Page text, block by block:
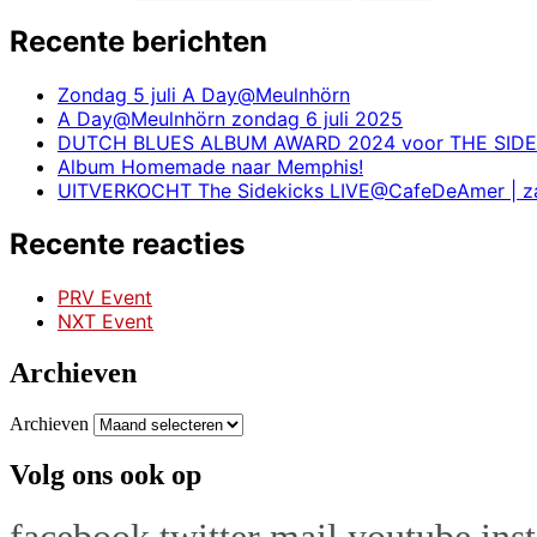
Recente berichten
Zondag 5 juli A Day@Meulnhörn
A Day@Meulnhörn zondag 6 juli 2025
DUTCH BLUES ALBUM AWARD 2024 voor THE
Album Homemade naar Memphis!
UITVERKOCHT The Sidekicks LIVE@CafeDeAmer |
Recente reacties
PRV Event
NXT Event
Archieven
Archieven
Volg ons ook op